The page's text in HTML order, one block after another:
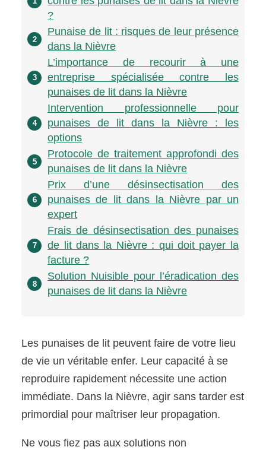
?
2
Punaise de lit : risques de leur présence
dans la Nièvre
3
L’importance de recourir à une
entreprise spécialisée contre les
punaises de lit dans la Nièvre
4
Intervention professionnelle pour
punaises de lit dans la Nièvre : les
options
5
Protocole de traitement approfondi des
punaises de lit dans la Nièvre
6
Prix d’une désinsectisation des
punaises de lit dans la Nièvre par un
expert
7
Frais de désinsectisation des punaises
de lit dans la Nièvre : qui doit payer la
facture ?
8
Solution Nuisible pour l’éradication des
punaises de lit dans la Nièvre
Les punaises de lit peuvent faire de votre lieu
de vie un véritable enfer. Leur capacité à se
reproduire rapidement nécessite une action
immédiate. Dans la Nièvre, agir sans tarder est
primordial pour maîtriser leur propagation.
Ne vous fiez pas aux solutions non